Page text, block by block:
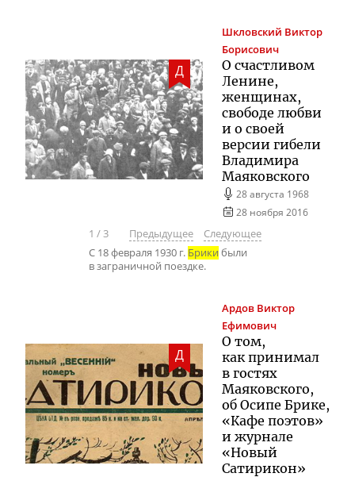
Д
Шкловский Виктор
Борисович
О счастливом
Ленине,
женщинах,
свободе любви
и о своей
версии гибели
Владимира
Маяковского
28 августа 1968
28 ноября 2016
1 /3 Предыдущее
Следующее
С 18 февраля 1930 г. Брики были
в заграничной поездке.
Д
Ардов Виктор
Ефимович
О том,
как принимал
в гостях
Маяковского,
об Осипе Брике,
«Кафе поэтов»
и журнале
«Новый
Сатирикон»